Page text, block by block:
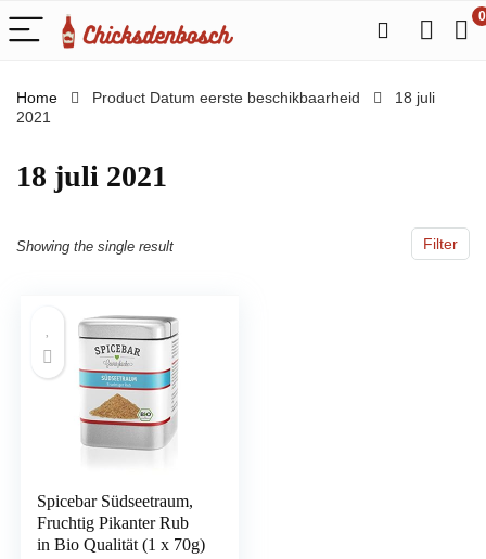
0
Home Product Datum eerste beschikbaarheid
18 juli
2021
18 juli 2021
Filter
Showing the single result
Spicebar Südseetraum,
Fruchtig Pikanter Rub
in Bio Qualität (1 x 70g)